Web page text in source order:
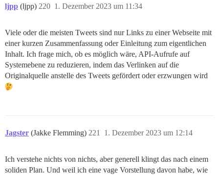
ljpp (ljpp) 1. Dezember 2023 um 11:34
220
Viele oder die meisten Tweets sind nur Links zu einer Webseite mit
einer kurzen Zusammenfassung oder Einleitung zum eigentlichen
Inhalt. Ich frage mich, ob es möglich wäre, API-Aufrufe auf
Systemebene zu reduzieren, indem das Verlinken auf die
Originalquelle anstelle des Tweets gefördert oder erzwungen wird
Jagster (Jakke Flemming) 1. Dezember 2023 um 12:14
221
Ich verstehe nichts von nichts, aber generell klingt das nach einem
soliden Plan. Und weil ich eine vage Vorstellung davon habe, wie